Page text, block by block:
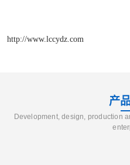
http://www.lccydz.com
产
Development, design, production